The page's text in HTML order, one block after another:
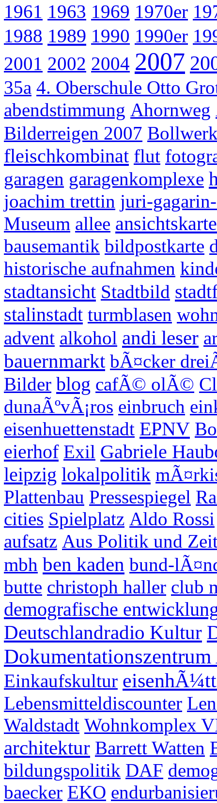
1961 1963 1969 1970er
1988 1989 1990 1990er
2001 2002 2004 2007
35a 4. Oberschule Otto
abendstimmung Ahornweg
Bilderreigen 2007
fleischkombinat flut
garagen garagenkomplexe
joachim trettin juri-
Museum allee ansichtskarte
bausemantik bildpostkarte
historische aufnahmen
stadtansicht Stadtbild
stalinstadt turmblasen
advent alkohol andi leser
bauernmarkt bÃ¤cker
Bilder blog cafÃ© olÃ©
dunaÃºvÃ¡ros einbruch
eisenhuettenstadt EPNV
eierhof Exil Gabriele
leipzig lokalpolitik
Plattenbau Pressespiegel
cities Spielplatz Aldo Rossi
aufsatz Aus Politik und
mbh ben kaden bund-
butte christoph haller club
demografische
Deutschlandradio Kultur
Einkaufskultur
Lebensmitteldiscounter
Waldstadt Wohnkomplex
architektur Barrett Watten
bildungspolitik DAF
baecker EKO